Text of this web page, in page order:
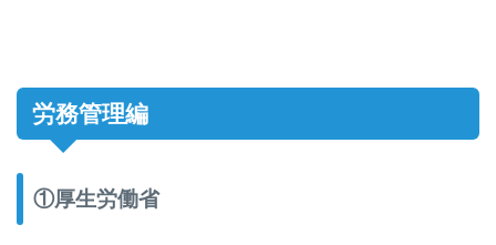
労務管理編
①厚生労働省